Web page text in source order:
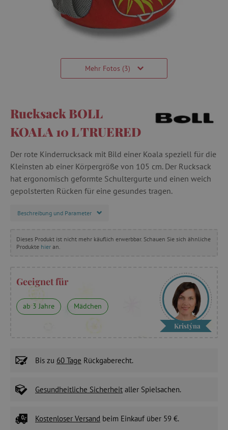
Mehr Fotos (3)
Rucksack BOLL
KOALA 10 L TRUERED
Der rote Kinderrucksack mit Bild einer Koala speziell für die
Kleinsten ab einer Körpergröße von 105 cm. Der Rucksack
hat ergonomisch geformte Schultergurte und einen weich
gepolsterten Rücken für eine gesundes tragen.
Beschreibung und Parameter
Dieses Produkt ist nicht mehr käuflich erwerbbar. Schauen Sie sich ähnliche
Produkte hier an.
Geeignet für
ab 3 Jahre Mädchen
Kristýna
Bis zu 60 Tage Rückgaberecht.
Gesundheitliche Sicherheit aller Spielsachen.
Kostenloser Versand beim Einkauf über 59 €.